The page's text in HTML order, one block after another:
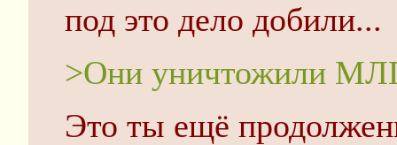
под это дело добили...
>Они уничтожили
Это ты ещё